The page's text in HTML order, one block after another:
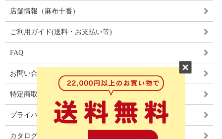
店舗情報（麻布十番）
ご利用ガイド(送料・お支払い等)
FAQ
お問い合わせ
特定商取引法に基づく表記
プライバシーポリシー
カタログ